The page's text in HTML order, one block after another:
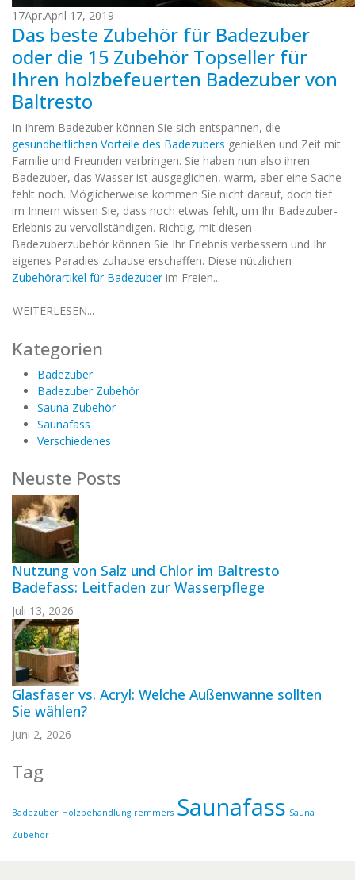
17Apr.April 17, 2019
Das beste Zubehör für Badezuber
oder die 15 Zubehör Topseller für
Ihren holzbefeuerten Badezuber von
Baltresto
In Ihrem Badezuber können Sie sich entspannen, die
gesundheitlichen Vorteile des Badezubers genießen und Zeit mit
Familie und Freunden verbringen. Sie haben nun also ihren
Badezuber, das Wasser ist ausgeglichen, warm, aber eine Sache
fehlt noch. Möglicherweise kommen Sie nicht darauf, doch tief
im Innern wissen Sie, dass noch etwas fehlt, um Ihr Badezuber-
Erlebnis zu vervollständigen. Richtig, mit diesen
Badezuberzubehör können Sie Ihr Erlebnis verbessern und Ihr
eigenes Paradies zuhause erschaffen. Diese nützlichen
Zubehörartikel für Badezuberim Freien...
WEITERLESEN...
Kategorien
Badezuber
Badezuber Zubehör
Sauna Zubehör
Saunafass
Verschiedenes
Neuste Posts
Nutzung von Salz und Chlor im Baltresto
Badefass: Leitfaden zur Wasserpflege
Juli 13, 2026
Glasfaser vs. Acryl: Welche Außenwanne sollten
Sie wählen?
Juni 2, 2026
Tag
Badezuber Holzbehandlung remmers Saunafass Sauna
Zubehör